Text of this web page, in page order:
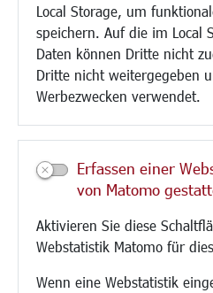
Local Storage, um
speichern. Auf die im Local
Daten können Dritte nicht
Dritte nicht weitergegeben
Werbezwecken verwendet.
Erfassen einer
von Matomo
Aktivieren Sie diese
Webstatistik Matomo für
Wenn eine Webstatistik
Glasfaserausbau
Aktuelle Baustellen
Paddelteich
CINDY S
Kultur/Freizeit/Tourismus
Veranstaltungen
Neue Stadthalle Langen
Bäder
Musikschule
Stadtbücherei